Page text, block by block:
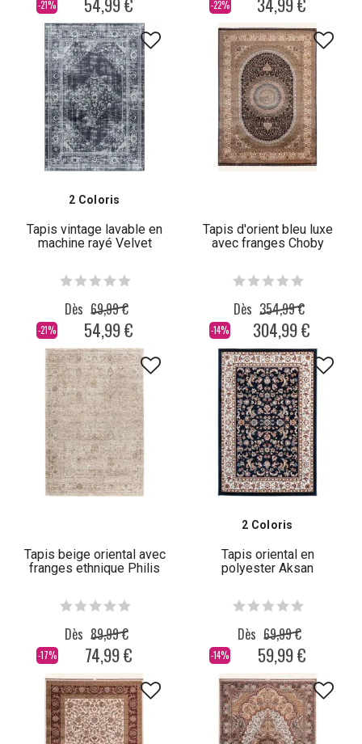
-21% -22%
2 Coloris
Tapis vintage lavable en
machine rayé Velvet
-21%
Dès 69,99 €
54,99 €
Tapis d'orient bleu luxe
avec franges Choby
-14%
Dès 354,99 €
304,99 €
Tapis beige oriental avec
franges ethnique Philis
-17%
Dès 89,99 €
74,99 €
2 Coloris
Tapis oriental en
polyester Aksan
-14%
Dès 69,99 €
59,99 €